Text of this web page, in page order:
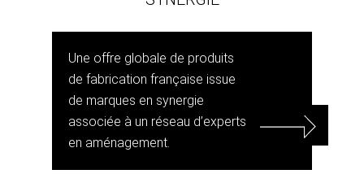
Une offre globale de produits
de fabrication française issue
de marques en synergie
associée à un réseau d’experts
en aménagement.